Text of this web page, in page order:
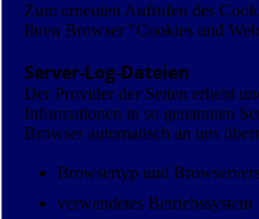
Zum erneuten Aufrufen des
Ihren Browser "Cookies und
Server-Log-Dateien
Der Provider der Seiten erhebt
Informationen in so genannten
Browser automatisch an uns
Browsertyp und
verwendetes Betriebssystem